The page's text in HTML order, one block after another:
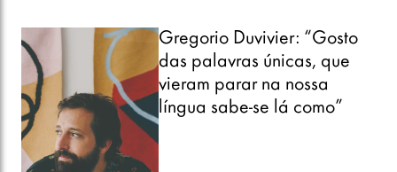
Gregorio Duvivier: “Gosto
das palavras únicas, que
vieram parar na nossa
língua sabe-se lá como”